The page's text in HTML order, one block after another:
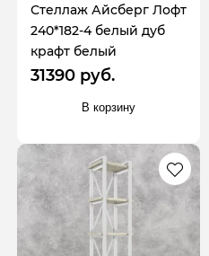
Стеллаж Айсберг Лофт
240*182-4 белый дуб
крафт белый
31390 руб.
В корзину